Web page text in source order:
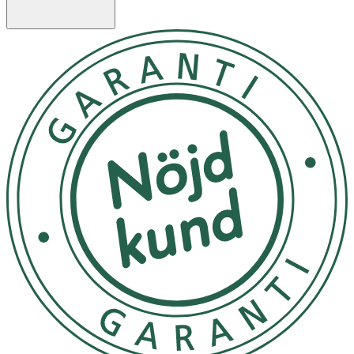
Användning
- För ansikte: Applicera 2–3 droppar, arbeta upp ett
lödder och skölj noggrant.
- För kroppen: Ta en liten mängd på en fuktad tvättlapp.
- I fotbad: Tillsätt 1,5 tesked i varmt vatten.
- Handdisk: Späd 1:10 innan applicering på diskborsten.
- Bad: Tillsätt 2 matskedar i badvattnet för en härlig
aromaterapieffekt.
- Camping:Säker att använda i sjöar – helt biologiskt
nedbrytbar.
- Undvik kontakt med ögonen. Om detta sker skölj med
vatten omedelbart.